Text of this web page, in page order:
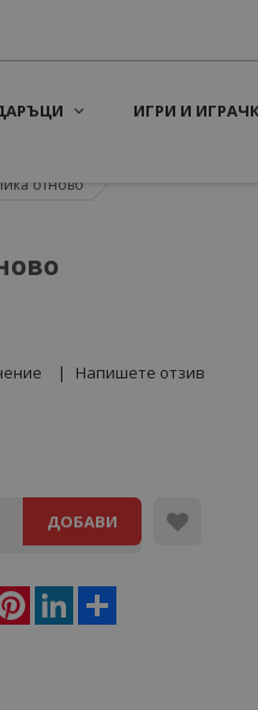
ИГРИ И
отново
Напишете отзив
ДОБАВИ
PinterestLinkedIn